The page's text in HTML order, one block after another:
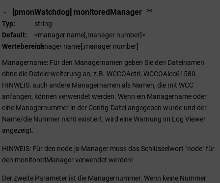
[pmonWatchdog] monitoredManager
Typ
string
Default
<manager name[,manager number]>
Wertebereichmanager name[,manager number]
Managername: Für den Managernamen geben Sie den Dateinamen
ohne die Dateierweiterung an, z.B. WCCOActrl, WCCOAiec61580.
HINWEIS: auch andere Managernamen als Namen, die mit WCC
anfangen, können verwendet werden. Wenn ein Managername oder
eine Managernummer in der Config-Datei angegeben wurde und der
Name/die Nummer nicht existiert, wird eine Warnung im Log Viewer
angezeigt.
HINWEIS: Für den node.js-Manager muss das Schlüsselwort "node" für
den monitoredManager verwendet werden!
Der zweite Parameter ist die Managernummer. Wenn keine Nummer